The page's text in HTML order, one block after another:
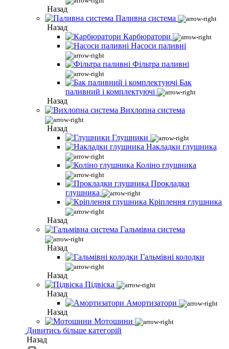
Назад
Паливна система
Назад
Карбюратори
Насоси паливні
Фільтра паливні
Бак
паливний і комплектуючі
Назад
Вихлопна система
Назад
Глушники
Накладки глушника
Коліно глушника
Прокладки
глушника
Кріплення глушника
Назад
Гальмівна система
Назад
Гальмівні колодки
Назад
Підвіска
Назад
Амортизатори
Назад
Мотошини
Дивитись більше категорій
Назад